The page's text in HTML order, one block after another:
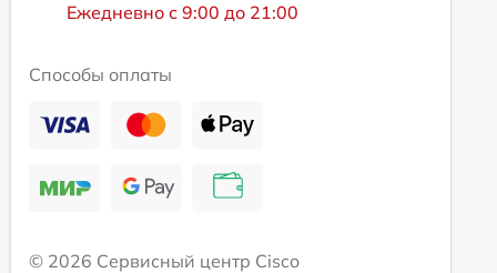
Ежедневно с 9:00 до 21:00
Способы оплаты
© 2026 Сервисный центр Cisco